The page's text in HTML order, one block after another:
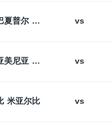
贝尔谢巴夏普尔
vs
阿拉特亚美尼亚
vs
米亚尔比 vs